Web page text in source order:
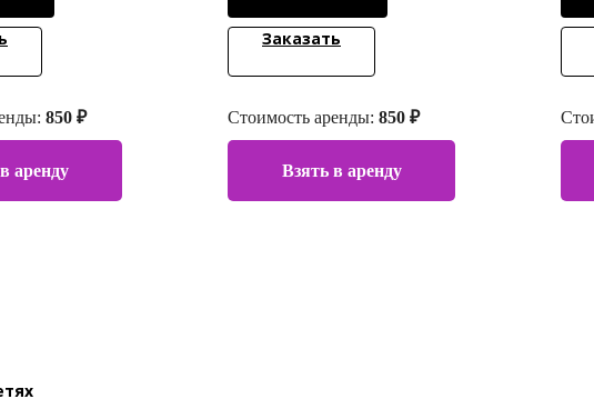
850 ₽
аренду
Заказать
Стоимость аренды: 850 ₽
Взять в аренду